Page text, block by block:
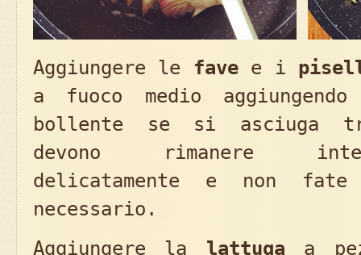
Aggiungere le favee i
a fuoco medio
bollente se si asciuga
devono rimanere
delicatamente e non
necessario.
Aggiungere la lattuga a